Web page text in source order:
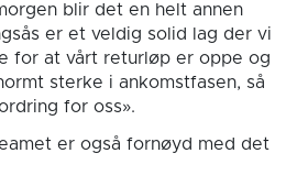
blir det en helt annen
er et veldig solid lag der vi
for at vårt returløp er oppe og
sterke i ankomstfasen, så
for oss».
er også fornøyd med det